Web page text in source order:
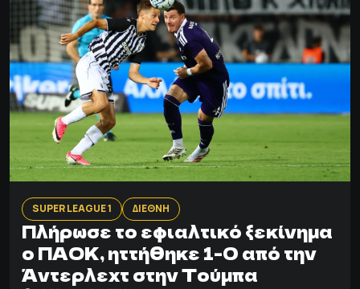
SUPER LEAGUE 1 ΔΙΕΘΝΗ
Πλήρωσε το εφιαλτικό ξεκίνημα
ο ΠΑΟΚ, ηττήθηκε 1-0 από την
Άντερλεχτ στην Τούμπα